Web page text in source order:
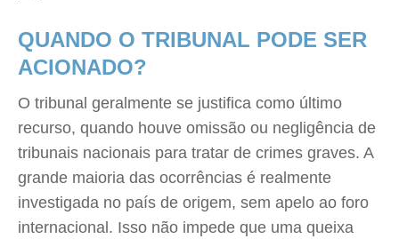
QUANDO O TRIBUNAL PODE SER
ACIONADO?
O tribunal geralmente se justifica como último
recurso, quando houve omissão ou negligência de
tribunais nacionais para tratar de crimes graves. A
grande maioria das ocorrências é realmente
investigada no país de origem, sem apelo ao foro
internacional. Isso não impede que uma queixa